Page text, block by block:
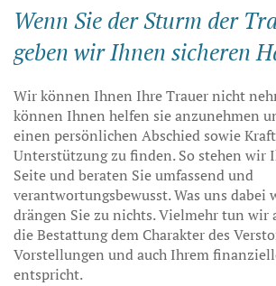
Wenn Sie der Sturm der
geben wir Ihnen sicheren
Wir können Ihnen Ihre Trauer nicht
können Ihnen helfen sie anzunehmen
einen persönlichen Abschied sowie
Unterstützung zu finden. So stehen wir
Seite und beraten Sie umfassend und
verantwortungsbewusst. Was uns
drängen Sie zu nichts. Vielmehr tun wir
die Bestattung dem Charakter des
Vorstellungen und auch Ihrem
entspricht.